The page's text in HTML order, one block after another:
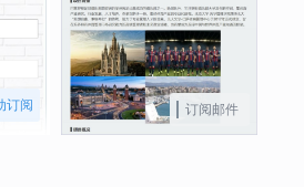
订阅 订阅邮件